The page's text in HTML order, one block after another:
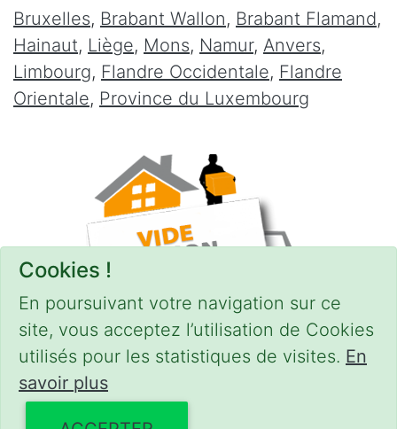
Cookies !
En poursuivant votre navigation sur ce
site, vous acceptez l’utilisation de Cookies
utilisés pour les statistiques de visites. En
savoir plus
Bruxelles, Brabant Wallon, Brabant Flamand,
Hainaut, Liège, Mons, Namur, Anvers,
Limbourg, Flandre Occidentale, Flandre
Orientale, Province du Luxembourg
CONDITIONS-